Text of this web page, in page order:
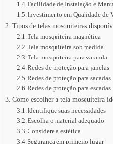
Facilidade de Instalação e
Investimento em Qualidade de
Tipos de telas mosquiteiras
Tela mosquiteira magnética
Tela mosquiteira sob medida
Tela mosquiteira para varanda
Redes de proteção para janelas
Redes de proteção para sacadas
Redes de proteção para escadas
Como escolher a tela mosquiteira
Identifique suas necessidades
Escolha o material adequado
Considere a estética
Segurança em primeiro lugar